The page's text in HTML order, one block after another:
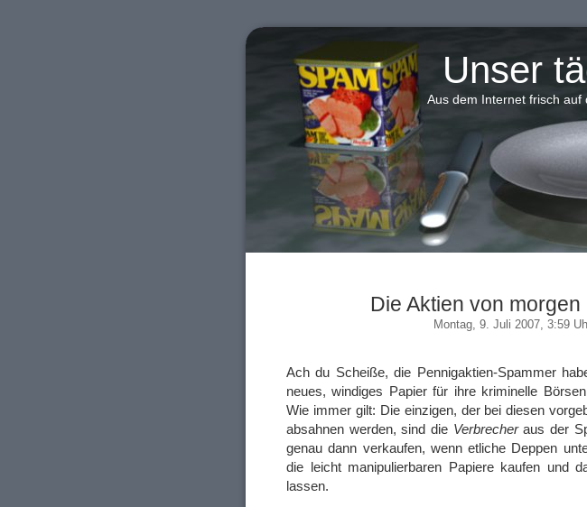
Unser
Aus dem Internet frisch auf
Die Aktien von morgen
Montag, 9. Juli 2007, 3:59
Ach du Scheiße, die Pennigaktien-Spammer
neues, windiges Papier für ihre kriminelle
Wie immer gilt: Die einzigen, der bei diesen
absahnen werden, sind die Verbrecheraus der
genau dann verkaufen, wenn etliche Deppen
die leicht manipulierbaren Papiere kaufen und
lassen.